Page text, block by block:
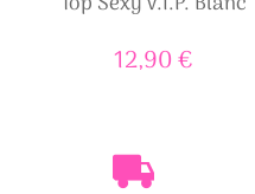
12,90 €